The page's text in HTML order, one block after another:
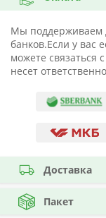
Мы поддерживаем
банков.Если у вас
можете связаться
несет
Доставка
Пакет